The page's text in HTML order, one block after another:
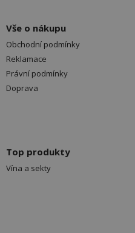
Vše o nákupu
Obchodní podmínky
Reklamace
Právní podmínky
Doprava
Top produkty
Vína a sekty